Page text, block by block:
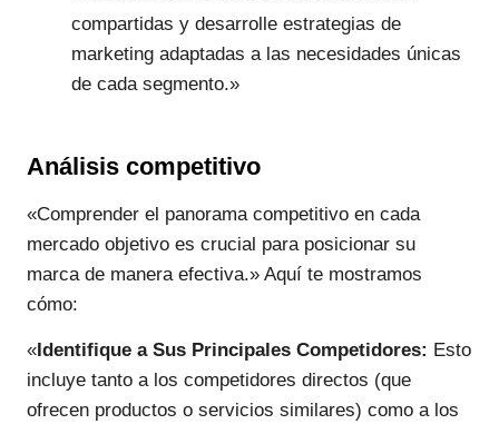
compartidas y desarrolle estrategias de
marketing adaptadas a las necesidades únicas
de cada segmento.»
Análisis competitivo
«Comprender el panorama competitivo en cada
mercado objetivo es crucial para posicionar su
marca de manera efectiva.» Aquí te mostramos
cómo:
« Identifique a Sus Principales Competidores: Esto
incluye tanto a los competidores directos (que
ofrecen productos o servicios similares) como a los